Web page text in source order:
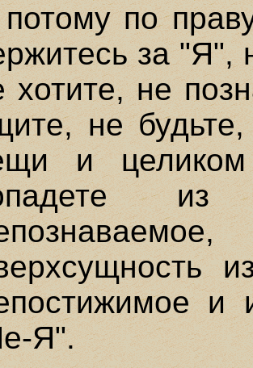
по
за "Я",
хотите, не
не
и целиком
и
Я".